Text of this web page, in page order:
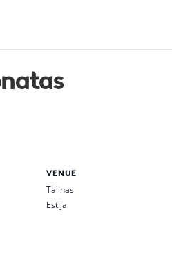
VENUE
Talinas
Estija